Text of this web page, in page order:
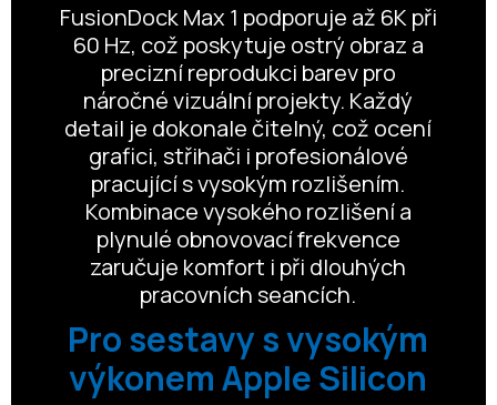
FusionDock Max 1 podporuje až 6K při
60 Hz, což poskytuje ostrý obraz a
precizní reprodukci barev pro
náročné vizuální projekty. Každý
detail je dokonale čitelný, což ocení
grafici, střihači i profesionálové
pracující s vysokým rozlišením.
Kombinace vysokého rozlišení a
plynulé obnovovací frekvence
zaručuje komfort i při dlouhých
pracovních seancích.
Pro sestavy s vysokým
výkonem Apple Silicon